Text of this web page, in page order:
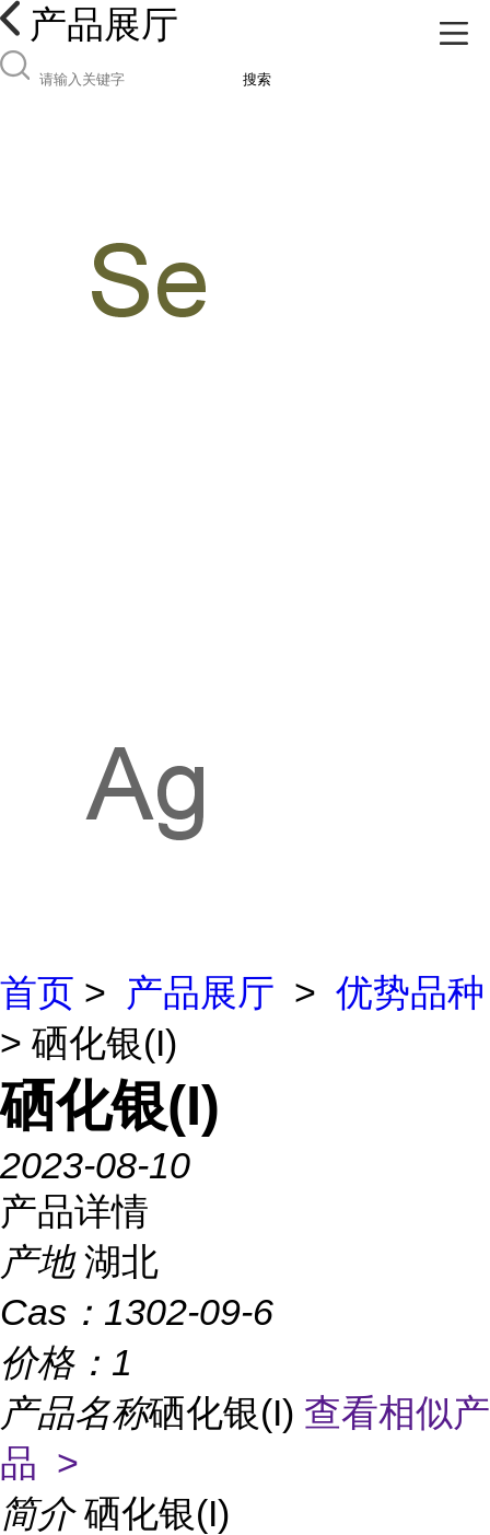
产品展厅
搜索
首页 > 产品展厅 > 优势品种
> 硒化银(I)
硒化银(I)
2023-08-10
产品详情
产地 湖北
Cas： 1302-09-6
价格： 1
产品名称硒化银(I) 查看相似产
品 >
简介 硒化银(I)